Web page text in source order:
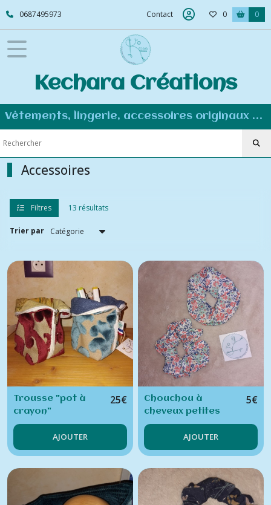
0687495973 Contact 0 0
Kechara Créations
Vêtements, lingerie, accessoires originaux et personnalisés - Couture éco-responsable
Accessoires
Filtres 13 résultats
Trier par
Trousse "pot à
crayon"
25€
AJOUTER
Chouchou à
cheveux petites
fleurs roses
5€
AJOUTER
Fermer
FILTRES
Vêtements
originaux
Accessoires
Afficher
résultats